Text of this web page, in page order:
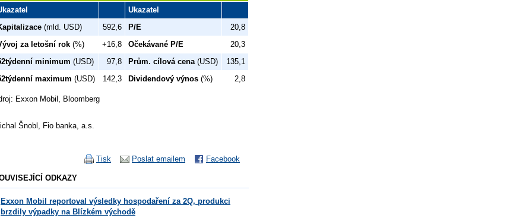
Ukazatel
(mld. USD) 592,6 P/E
20,8
za letošní rok (%) +16,8 Očekávané P/E
20,3
minimum (USD) 97,8 Prům. cílová cena (USD)
135,1
maximum (USD) 142,3 Dividendový výnos (%) 2,8
Exxon Mobil, Bloomberg
Šnobl, Fio banka, a.s.
Facebook
Poslat emailem
Tisk
ODKAZY
Exxon Mobil reportoval výsledky hospodaření za 2Q, produkci
brzdily výpadky na Blízkém východě